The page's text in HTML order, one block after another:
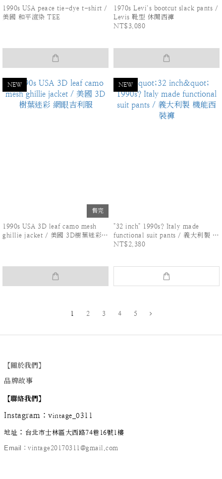
1990s USA peace tie-dye t-shirt /
美國 和平渲染 TEE
1970s Levi’s bootcut slack pants /
Levis 靴型 休閒西褲
NT$3,080
NEW
售完
1990s USA 3D leaf camo mesh
ghillie jacket / 美國 3D樹葉迷彩
NEW
"32 inch" 1990s? Italy made
functional suit pants / 義大利製 機
能西裝褲
NT$2,380
1 2 3 4 5
【關於我們】
品牌故事
【聯絡我們】
Instagram ： vintage_0311
地址 ： 台北市士林區大西路74巷16號1樓
Email ：vintage20170311@gmail.com